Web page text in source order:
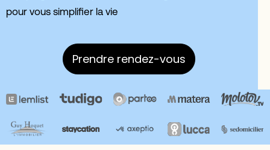
pour vous simplifier la vie
Prendre rendez-vous